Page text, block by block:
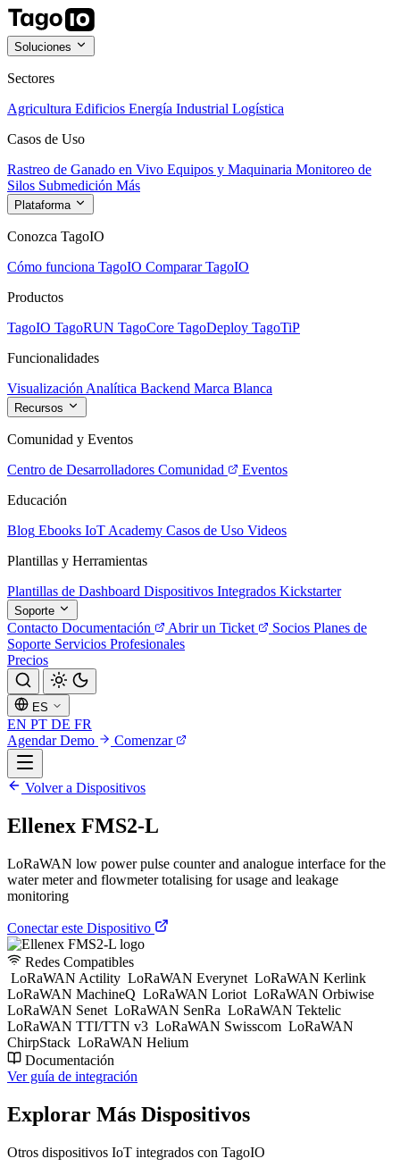
Soluciones
Sectores
Agricultura Edificios Energía Industrial Logística
Casos de Uso
Rastreo de Ganado en Vivo Equipos y Maquinaria Monitoreo de
Silos Submedición Más
Plataforma
Conozca TagoIO
Cómo funciona TagoIO Comparar TagoIO
Productos
TagoIO TagoRUN TagoCore TagoDeploy TagoTiP
Funcionalidades
Visualización Analítica Backend Marca Blanca
Recursos
Comunidad y Eventos
Centro de Desarrolladores Comunidad
Eventos
Educación
Blog Ebooks IoT Academy Casos de Uso Videos
Plantillas y Herramientas
Plantillas de Dashboard Dispositivos Integrados Kickstarter
Soporte
Contacto Documentación Abrir un Ticket Socios Planes de
Soporte Servicios Profesionales
Precios
ES
EN PT DE FR
Agendar Demo
Comenzar
Volver a Dispositivos
Ellenex FMS2-L
LoRaWAN low power pulse counter and analogue interface for the
water meter and flowmeter totalising for usage and leakage
monitoring
Conectar este Dispositivo
Redes Compatibles
LoRaWAN Actility LoRaWAN Everynet LoRaWAN Kerlink
LoRaWAN MachineQ LoRaWAN Loriot LoRaWAN Orbiwise
LoRaWAN Senet LoRaWAN SenRa LoRaWAN Tektelic
LoRaWAN TTI/TTN v3 LoRaWAN Swisscom LoRaWAN
ChirpStack LoRaWAN Helium
Documentación
Ver guía de integración
Explorar Más Dispositivos
Otros dispositivos IoT integrados con TagoIO